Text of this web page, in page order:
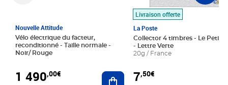
Nouvelle Attitude
Vélo électrique du facteur,
reconditionné - Taille normale -
Noir/ Rouge
1 490,00€ Ajouter au panier
Livraison offerte
La Poste
Collector 4 timbres - Le Petit
- Lettre Verte
20g / France
7,50€